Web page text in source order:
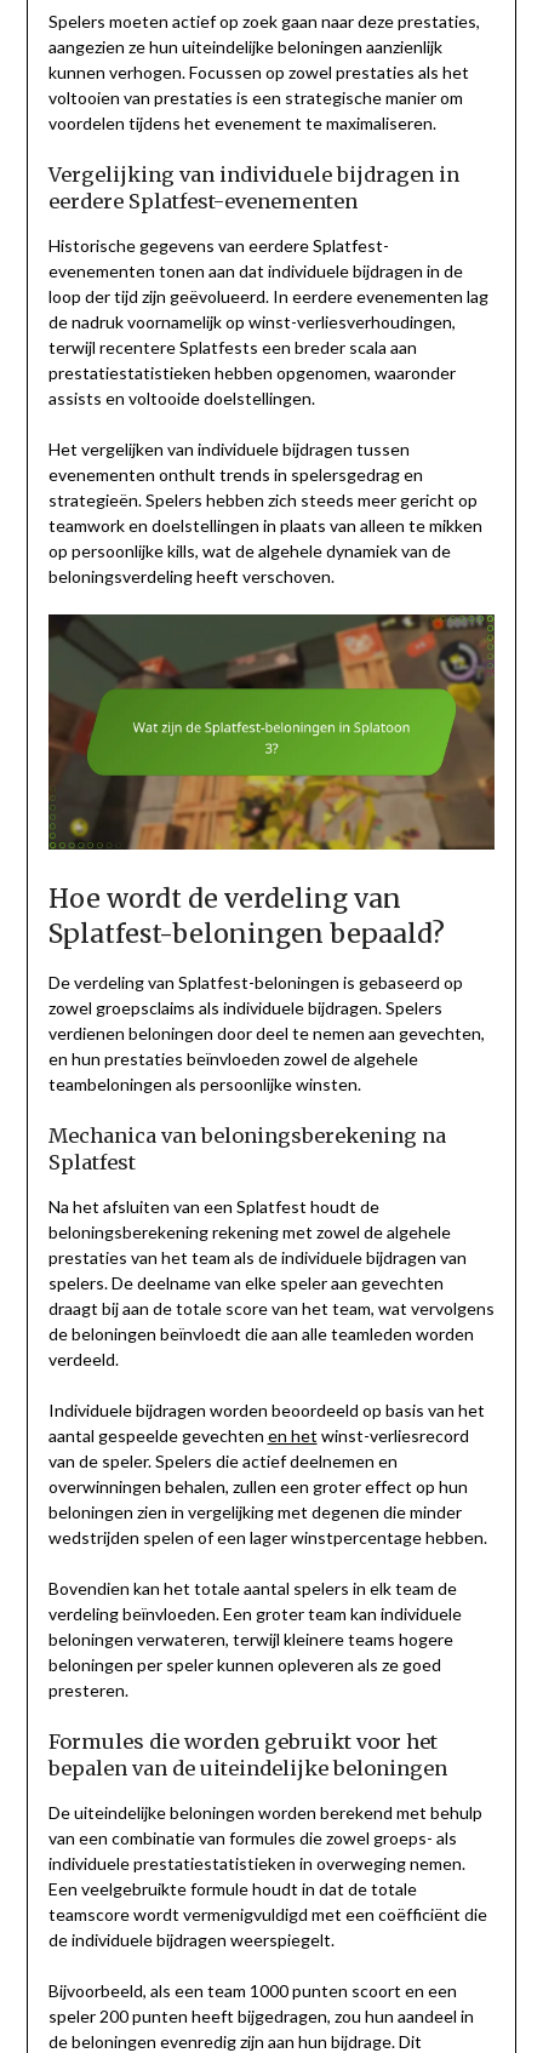
Spelers moeten actief op zoek gaan naar deze prestaties,
aangezien ze hun uiteindelijke beloningen aanzienlijk
kunnen verhogen. Focussen op zowel prestaties als het
voltooien van prestaties is een strategische manier om
voordelen tijdens het evenement te maximaliseren.
Vergelijking van individuele bijdragen in
eerdere Splatfest-evenementen
Historische gegevens van eerdere Splatfest-
evenementen tonen aan dat individuele bijdragen in de
loop der tijd zijn geëvolueerd. In eerdere evenementen lag
de nadruk voornamelijk op winst-verliesverhoudingen,
terwijl recentere Splatfests een breder scala aan
prestatiestatistieken hebben opgenomen, waaronder
assists en voltooide doelstellingen.
Het vergelijken van individuele bijdragen tussen
evenementen onthult trends in spelersgedrag en
strategieën. Spelers hebben zich steeds meer gericht op
teamwork en doelstellingen in plaats van alleen te mikken
op persoonlijke kills, wat de algehele dynamiek van de
beloningsverdeling heeft verschoven.
Hoe wordt de verdeling van
Splatfest-beloningen bepaald?
De verdeling van Splatfest-beloningen is gebaseerd op
zowel groepsclaims als individuele bijdragen. Spelers
verdienen beloningen door deel te nemen aan gevechten,
en hun prestaties beïnvloeden zowel de algehele
teambeloningen als persoonlijke winsten.
Mechanica van beloningsberekening na
Splatfest
Na het afsluiten van een Splatfest houdt de
beloningsberekening rekening met zowel de algehele
prestaties van het team als de individuele bijdragen van
spelers. De deelname van elke speler aan gevechten
draagt bij aan de totale score van het team, wat vervolgens
de beloningen beïnvloedt die aan alle teamleden worden
verdeeld.
Individuele bijdragen worden beoordeeld op basis van het
aantal gespeelde gevechten en het winst-verliesrecord
van de speler. Spelers die actief deelnemen en
overwinningen behalen, zullen een groter effect op hun
beloningen zien in vergelijking met degenen die minder
wedstrijden spelen of een lager winstpercentage hebben.
Bovendien kan het totale aantal spelers in elk team de
verdeling beïnvloeden. Een groter team kan individuele
beloningen verwateren, terwijl kleinere teams hogere
beloningen per speler kunnen opleveren als ze goed
presteren.
Formules die worden gebruikt voor het
bepalen van de uiteindelijke beloningen
De uiteindelijke beloningen worden berekend met behulp
van een combinatie van formules die zowel groeps- als
individuele prestatiestatistieken in overweging nemen.
Een veelgebruikte formule houdt in dat de totale
teamscore wordt vermenigvuldigd met een coëfficiënt die
de individuele bijdragen weerspiegelt.
Bijvoorbeeld, als een team 1000 punten scoort en een
speler 200 punten heeft bijgedragen, zou hun aandeel in
de beloningen evenredig zijn aan hun bijdrage. Dit